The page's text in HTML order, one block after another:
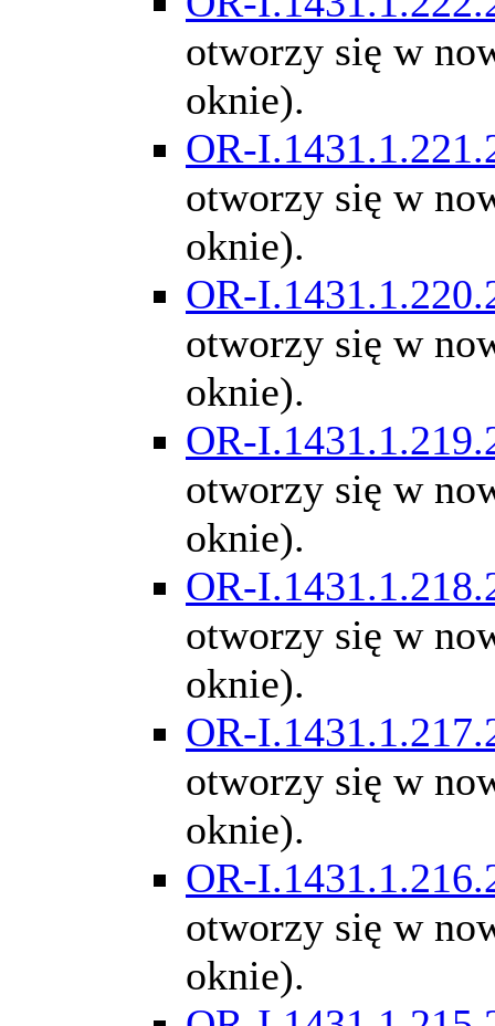
otworzy się w
oknie).
OR-
otworzy się w
oknie).
OR-
otworzy się w
oknie).
OR-
otworzy się w
oknie).
OR-
otworzy się w
oknie).
OR-
otworzy się w
oknie).
OR-
otworzy się w
oknie).